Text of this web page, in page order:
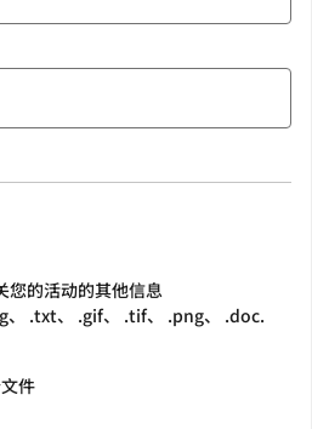
您的活动的其他信息
、 .txt、 .gif、 .tif、 .png、 .doc.
件